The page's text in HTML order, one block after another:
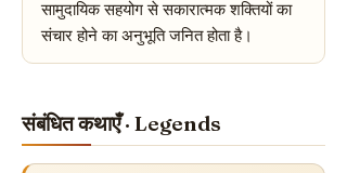
सामुदायिक सहयोग से सकारात्मक शक्तियों का
संचार होने का अनुभूति जनित होता है।
संबंधित कथाएँ · Legends